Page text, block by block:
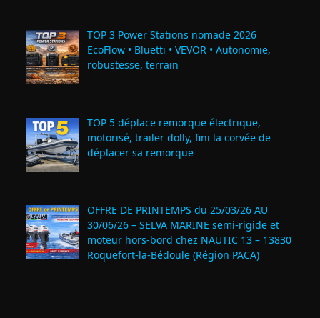
TOP 3 Power Stations nomade 2026
EcoFlow • Bluetti • VEVOR • Autonomie,
robustesse, terrain
TOP 5 déplace remorque électrique,
motorisé, trailer dolly, fini la corvée de
déplacer sa remorque
OFFRE DE PRINTEMPS du 25/03/26 AU
30/06/26 – SELVA MARINE semi-rigide et
moteur hors-bord chez NAUTIC 13 – 13830
Roquefort‑la‑Bédoule (Région PACA)